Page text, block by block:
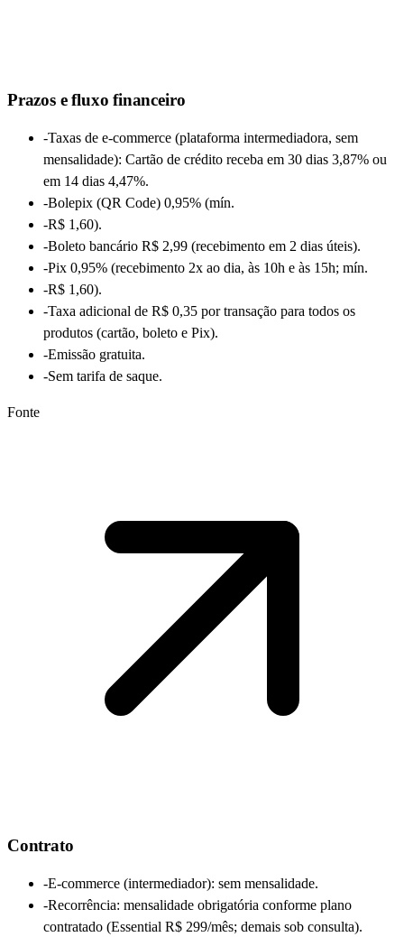
Prazos e fluxo financeiro
-Taxas de e-commerce (plataforma intermediadora, sem
mensalidade): Cartão de crédito receba em 30 dias 3,87% ou
em 14 dias 4,47%.
-Bolepix (QR Code) 0,95% (mín.
-R$ 1,60).
-Boleto bancário R$ 2,99 (recebimento em 2 dias úteis).
-Pix 0,95% (recebimento 2x ao dia, às 10h e às 15h; mín.
-R$ 1,60).
-Taxa adicional de R$ 0,35 por transação para todos os
produtos (cartão, boleto e Pix).
-Emissão gratuita.
-Sem tarifa de saque.
Fonte
Contrato
-E-commerce (intermediador): sem mensalidade.
-Recorrência: mensalidade obrigatória conforme plano
contratado (Essential R$ 299/mês; demais sob consulta).